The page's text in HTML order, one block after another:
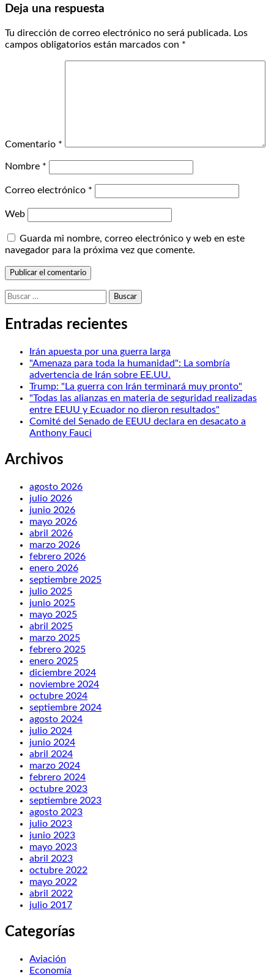
Deja una respuesta
Tu dirección de correo electrónico no será publicada. Los
campos obligatorios están marcados con *
Comentario *
Nombre *
Correo electrónico *
Web
Guarda mi nombre, correo electrónico y web en este
navegador para la próxima vez que comente.
Buscar:
Entradas recientes
Irán apuesta por una guerra larga
"Amenaza para toda la humanidad": La sombría
advertencia de Irán sobre EE.UU.
Trump: "La guerra con Irán terminará muy pronto"
"Todas las alianzas en materia de seguridad realizadas
entre EEUU y Ecuador no dieron resultados"
Comité del Senado de EEUU declara en desacato a
Anthony Fauci
Archivos
agosto 2026
julio 2026
junio 2026
mayo 2026
abril 2026
marzo 2026
febrero 2026
enero 2026
septiembre 2025
julio 2025
junio 2025
mayo 2025
abril 2025
marzo 2025
febrero 2025
enero 2025
diciembre 2024
noviembre 2024
octubre 2024
septiembre 2024
agosto 2024
julio 2024
junio 2024
abril 2024
marzo 2024
febrero 2024
octubre 2023
septiembre 2023
agosto 2023
julio 2023
junio 2023
mayo 2023
abril 2023
octubre 2022
mayo 2022
abril 2022
julio 2017
Categorías
Aviación
Economía